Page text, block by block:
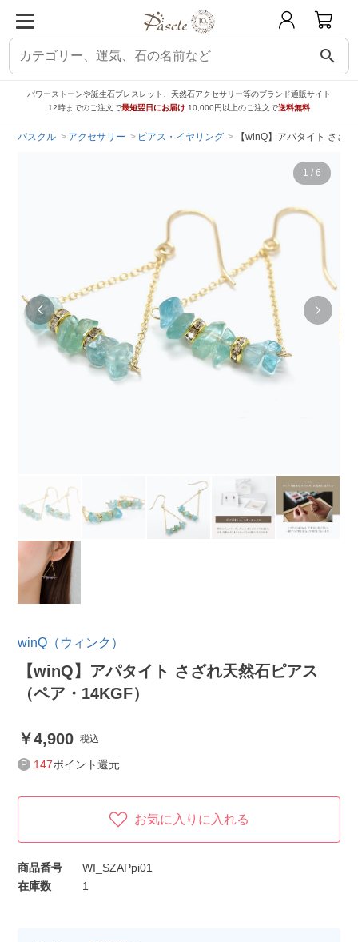
search
パワーストーンや誕生石ブレスレット、天然石アクセサリー等のブランド通販サイト
12時までのご注文で最短翌日にお届け 10,000円以上のご注文で送料無料
パスクル アクセサリー ピアス・イヤリング 【winQ】アパタイト さざ
1 / 6
winQ（ウィンク）
【winQ】アパタイト さざれ天然石ピアス
（ペア・14KGF）
4,900 税込
147ポイント還元
お気に入りに入れる
商品番号
WI_SZAPpi01
在庫数
1